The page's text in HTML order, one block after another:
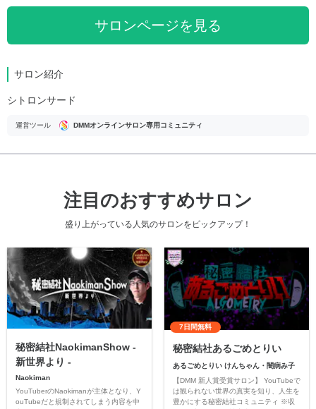
サロンページを見る
サロン紹介
シトロンサード
運営ツール DMMオンラインサロン専用コミュニティ
注目のおすすめサロン
盛り上がっている人気のサロンをピックアップ！
秘密結社NaokimanShow -
新世界より -
Naokiman
YouTuberのNaokimanが主体となり、Y
ouTubeだと規制されてしまう内容を中
7日間無料
秘密結社あるごめとりい
あるごめとりい けんちゃん・闇病み子
【DMM 新人賞受賞サロン】 YouTubeで
は観られない世界の真実を知り、人生を
豊かにする秘密結社コミュニティ ※収